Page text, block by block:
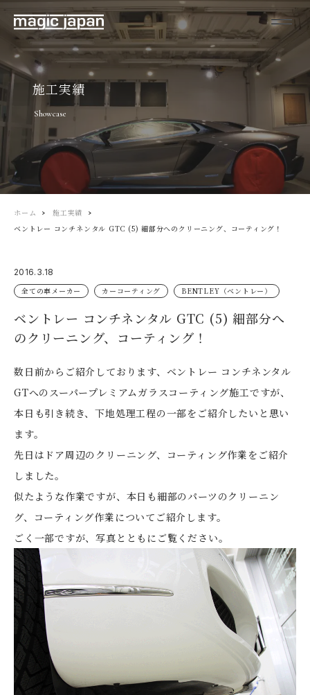
施工実績
Showcase
ホーム
施工実績
ベントレー コンチネンタル GTC (5) 細部分へのクリーニング、コーティング！
2016.3.18
全ての車メーカー
カーコーティング BENTLEY（ベントレー）
ベントレー コンチネンタル GTC (5) 細部分へ
のクリーニング、コーティング！
数日前からご紹介しております、ベントレー コンチネンタル
GTへのスーパープレミアムガラスコーティング施工ですが、
本日も引き続き、下地処理工程の一部をご紹介したいと思い
ます。
先日はドア周辺のクリーニング、コーティング作業をご紹介
しました。
似たような作業ですが、本日も細部のパーツのクリーニン
グ、コーティング作業についてご紹介します。
ごく一部ですが、写真とともにご覧ください。